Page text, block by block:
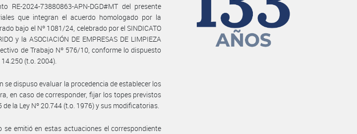
2024-73880863-APN-DGD#MT del presente
que integran el acuerdo homologado por la
bajo el Nº 1081/24, celebrado por el SINDICATO
y la ASOCIACIÓN DE EMPRESAS DE LIMPIEZA
de Trabajo Nº 576/10, conforme lo dispuesto
(t.o. 2004).
se dispuso evaluar la procedencia de establecer los
en caso de corresponder, fijar los topes previstos
la Ley Nº 20.744 (t.o. 1976) y sus modificatorias.
se emitió en estas actuaciones el correspondiente